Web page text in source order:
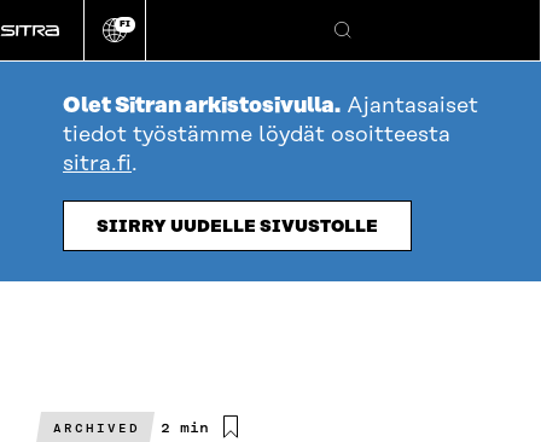
suoraan
sisältöön
Vaihda
kieli
FI
Hae
Olet Sitran arkistosivulla. Ajantasaiset
tiedot työstämme löydät osoitteesta
sitra.fi.
SIIRRY UUDELLE SIVUSTOLLE
ARCHIVED
Arvioitu
2 min